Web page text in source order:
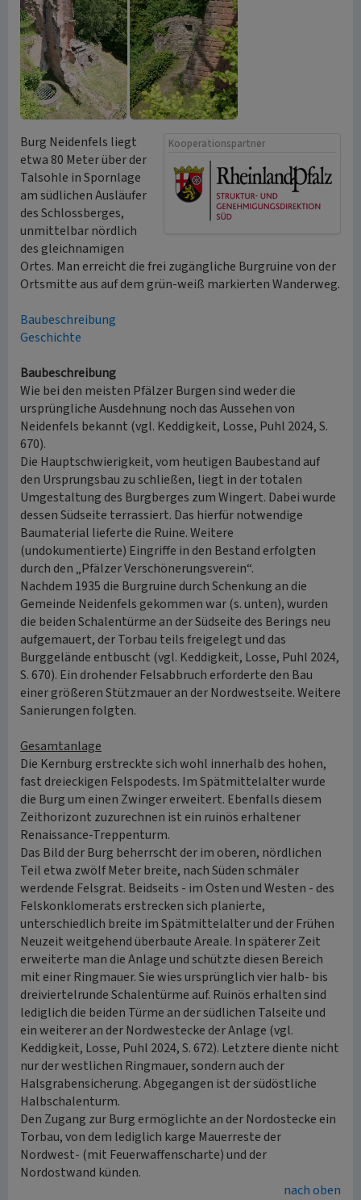
Kooperationspartner
Burg Neidenfels liegt
etwa 80 Meter über der
Talsohle in Spornlage
am südlichen Ausläufer
des Schlossberges,
unmittelbar nördlich
des gleichnamigen
Ortes. Man erreicht die frei zugängliche Burgruine von der
Ortsmitte aus auf dem grün-weiß markierten Wanderweg.
Baubeschreibung
Geschichte
Baubeschreibung
Wie bei den meisten Pfälzer Burgen sind weder die
ursprüngliche Ausdehnung noch das Aussehen von
Neidenfels bekannt (vgl. Keddigkeit, Losse, Puhl 2024, S.
670).
Die Hauptschwierigkeit, vom heutigen Baubestand auf
den Ursprungsbau zu schließen, liegt in der totalen
Umgestaltung des Burgberges zum Wingert. Dabei wurde
dessen Südseite terrassiert. Das hierfür notwendige
Baumaterial lieferte die Ruine. Weitere
(undokumentierte) Eingriffe in den Bestand erfolgten
durch den „Pfälzer Verschönerungsverein“.
Nachdem 1935 die Burgruine durch Schenkung an die
Gemeinde Neidenfels gekommen war (s. unten), wurden
die beiden Schalentürme an der Südseite des Berings neu
aufgemauert, der Torbau teils freigelegt und das
Burggelände entbuscht (vgl. Keddigkeit, Losse, Puhl 2024,
S. 670). Ein drohender Felsabbruch erforderte den Bau
einer größeren Stützmauer an der Nordwestseite. Weitere
Sanierungen folgten.
Gesamtanlage
Die Kernburg erstreckte sich wohl innerhalb des hohen,
fast dreieckigen Felspodests. Im Spätmittelalter wurde
die Burg um einen Zwinger erweitert. Ebenfalls diesem
Zeithorizont zuzurechnen ist ein ruinös erhaltener
Renaissance-Treppenturm.
Das Bild der Burg beherrscht der im oberen, nördlichen
Teil etwa zwölf Meter breite, nach Süden schmäler
werdende Felsgrat. Beidseits - im Osten und Westen - des
Felskonklomerats erstrecken sich planierte,
unterschiedlich breite im Spätmittelalter und der Frühen
Neuzeit weitgehend überbaute Areale. In späterer Zeit
erweiterte man die Anlage und schützte diesen Bereich
mit einer Ringmauer. Sie wies ursprünglich vier halb- bis
dreiviertelrunde Schalentürme auf. Ruinös erhalten sind
lediglich die beiden Türme an der südlichen Talseite und
ein weiterer an der Nordwestecke der Anlage (vgl.
Keddigkeit, Losse, Puhl 2024, S. 672). Letztere diente nicht
nur der westlichen Ringmauer, sondern auch der
Halsgrabensicherung. Abgegangen ist der südöstliche
Halbschalenturm.
Den Zugang zur Burg ermöglichte an der Nordostecke ein
Torbau, von dem lediglich karge Mauerreste der
Nordwest- (mit Feuerwaffenscharte) und der
Nordostwand künden.
nach oben